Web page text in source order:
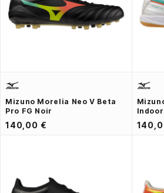
Mizuno Morelia Neo V Beta
Pro FG Noir
140,00 €